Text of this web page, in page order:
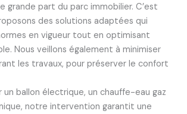
grande part du parc immobilier. C’est
des solutions adaptées qui
en vigueur tout en optimisant
Nous veillons également à minimiser
les travaux, pour préserver le confort
ballon électrique, un chauffe-eau gaz
notre intervention garantit une